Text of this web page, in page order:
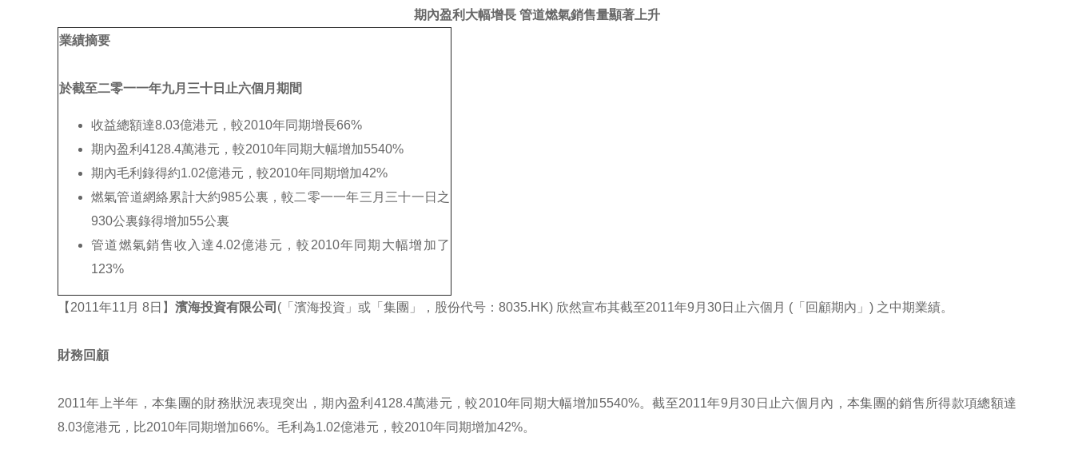
期內盈利大幅增長 管道燃氣銷售量顯著上升
業績摘要
於截至二零一一年九月三十日止六個月期間
收益總額達8.03億港元，較2010年同期增長66%
期內盈利4128.4萬港元，較2010年同期大幅增加5540%
期內毛利錄得約1.02億港元，較2010年同期增加42%
燃氣管道網絡累計大約985公裏，較二零一一年三月三十一日之
930公裏錄得增加55公裏
管道燃氣銷售收入達4.02億港元，較2010年同期大幅增加了
123%
【2011年11月 8日】 濱海投資有限公司 (「濱海投資」或「集團」，股份代号：8035.HK) 欣然宣布其截至2011年9月30日止六個月 (「回顧期內」) 之中期業績。
財務回顧
2011年上半年，本集團的財務狀況表現突出，期內盈利4128.4萬港元，較2010年同期大幅增加5540%。截至2011年9月30日止六個月內，本集團的銷售所得款項總額達
8.03億港元，比2010年同期增加66%。毛利為1.02億港元，較2010年同期增加42%。